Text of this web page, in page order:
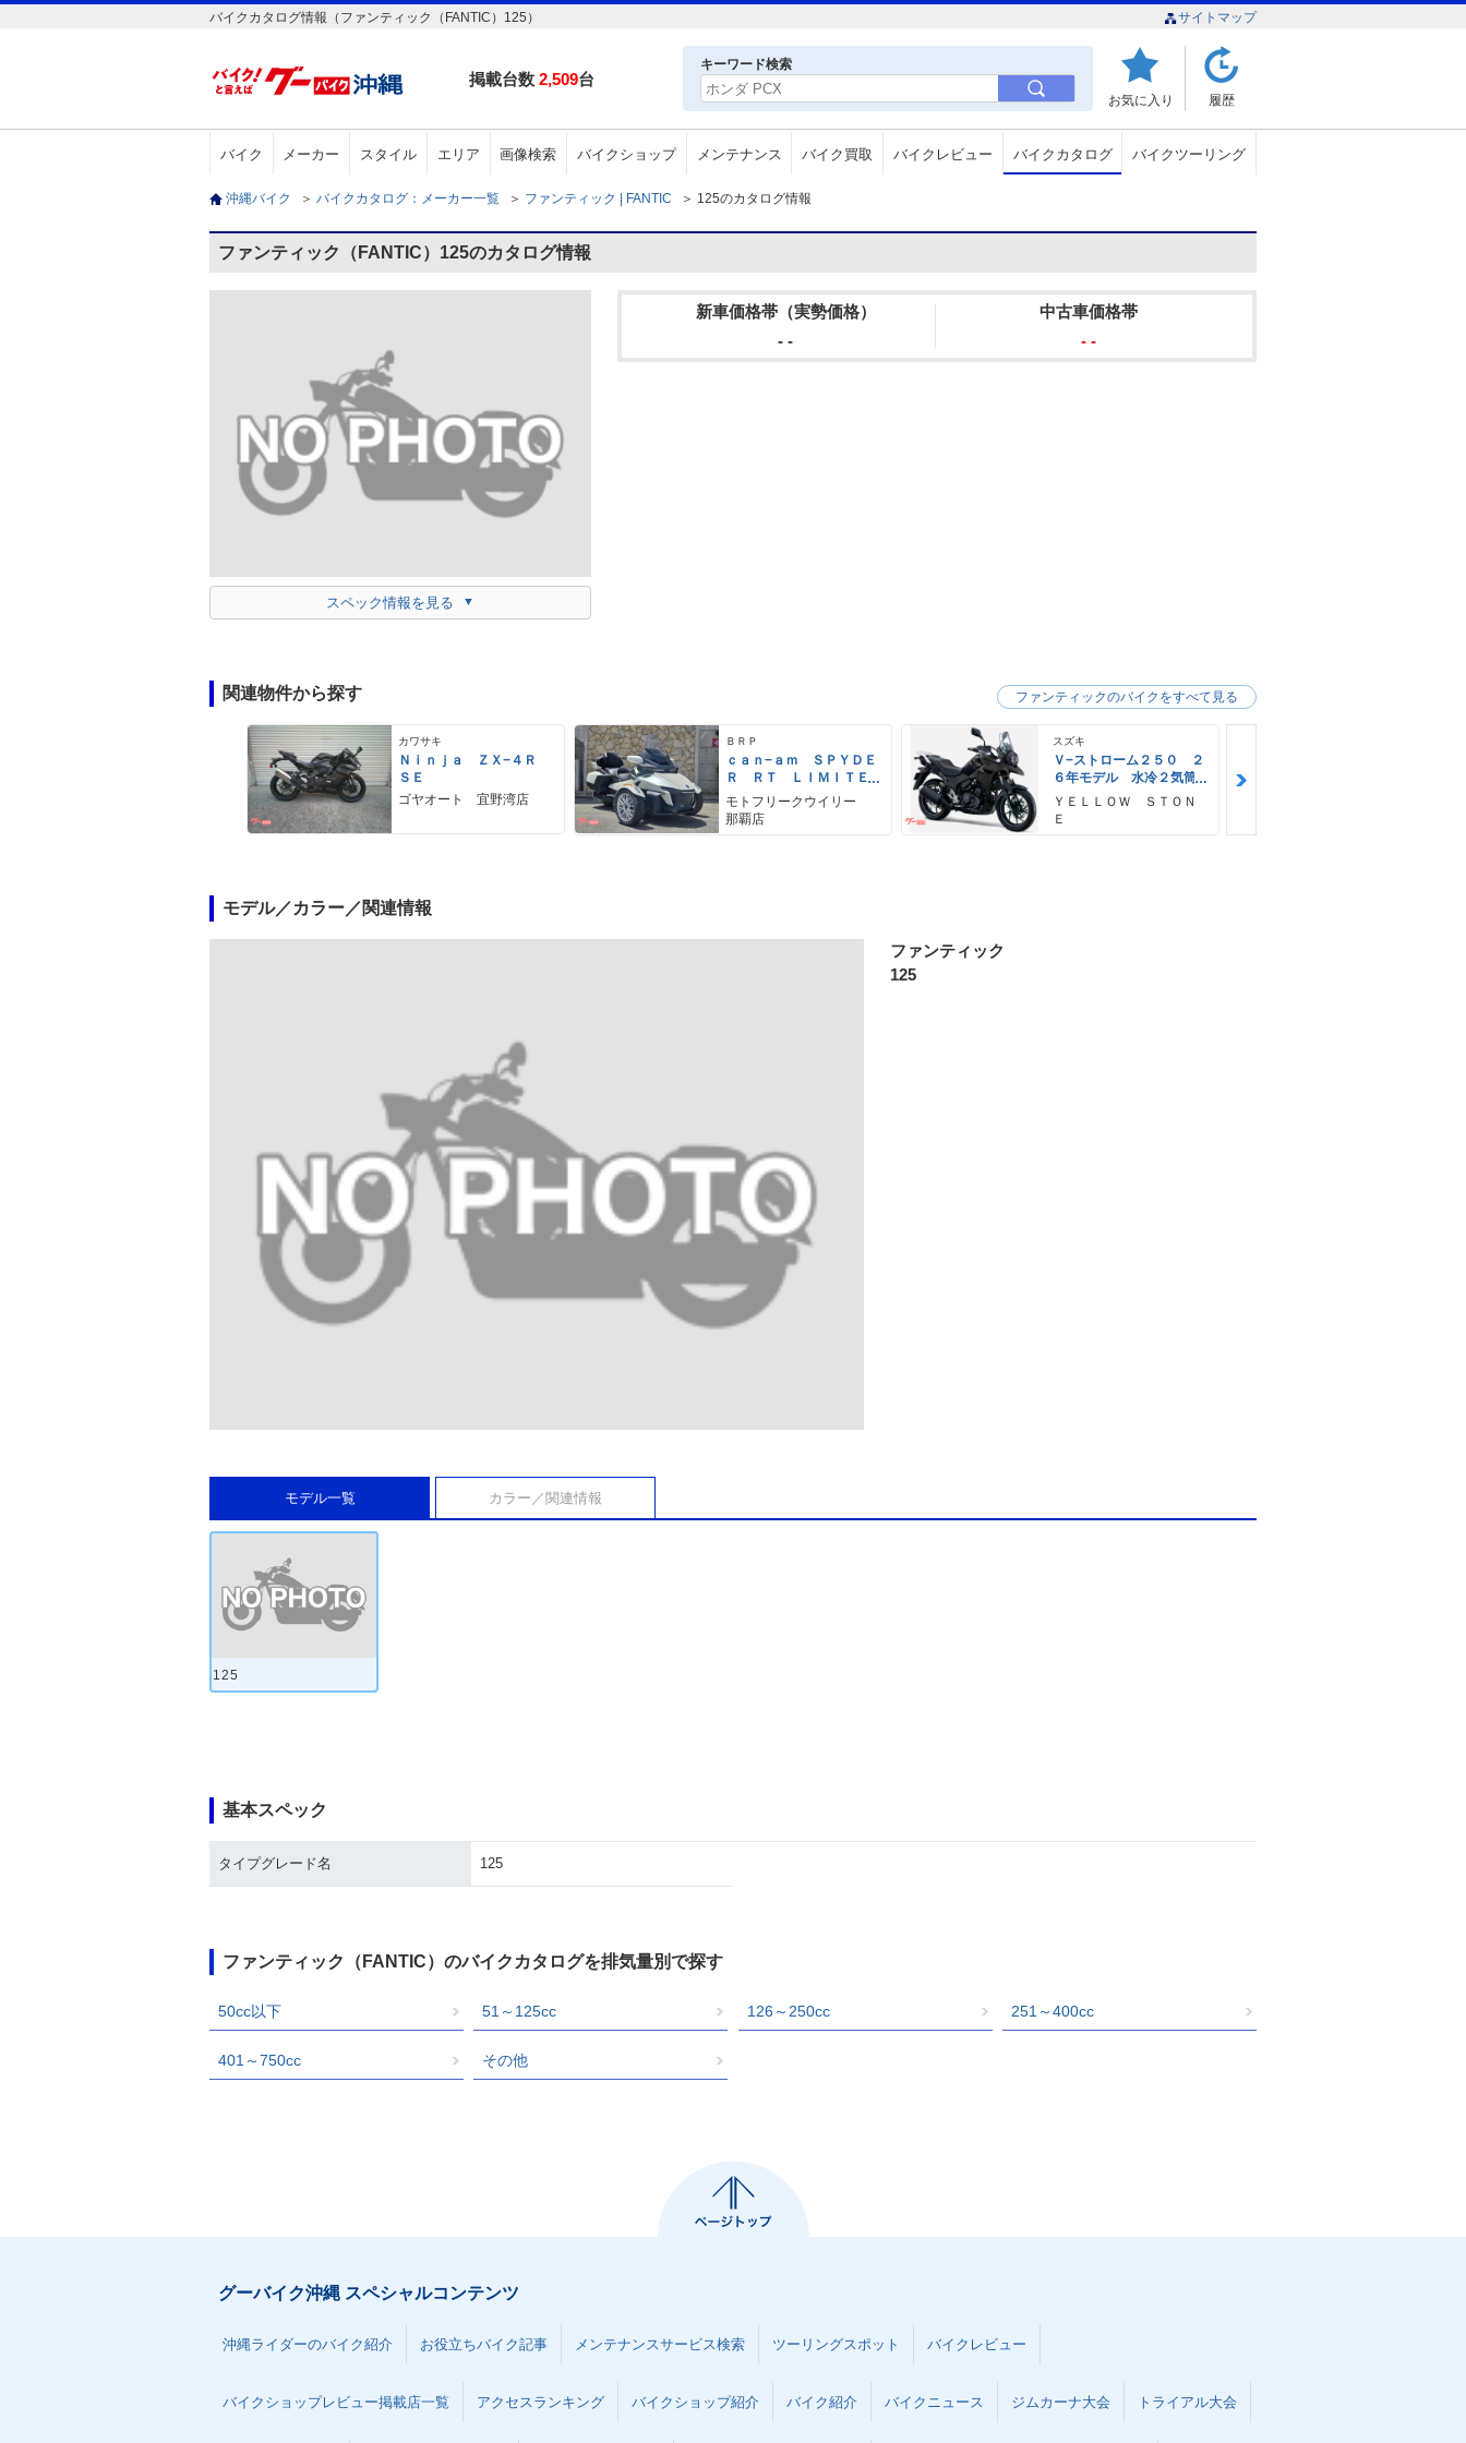
バイクカタログ情報（ファンティック（FANTIC）125） サイトマップ
掲載台数 2,509台
キーワード検索
お気に入り 履歴
バイク メーカー スタイル エリア 画像検索 バイクショップ メンテナンス バイク買取 バイクレビュー バイクカタログ バイクツーリング
沖縄バイク ＞ バイクカタログ：メーカー一覧 ＞ ファンティック | FANTIC ＞ 125のカタログ情報
ファンティック（FANTIC）125のカタログ情報
スペック情報を見る
新車価格帯（実勢価格）
- -
中古車価格帯
- -
関連物件から探す
カワサキ
Ｎｉｎｊａ ＺＸ−４Ｒ
ＳＥ
ゴヤオート 宜野湾店
ＢＲＰ
ｃａｎ−ａｍ ＳＰＹＤＥ
Ｒ ＲＴ ＬＩＭＩＴＥ
Ｄ
モトフリークウイリー
那覇店
スズキ
Ｖ−ストローム２５０ ２
６年モデル 水冷２気筒
エンジン ＬＥＤヘッド
ライト標準装備
ＹＥＬＬＯＷ ＳＴＯＮ
Ｅ
ファンティックのバイクをすべて見る
モデル／カラー／関連情報
ファンティック
125
モデル一覧 カラー／関連情報
125
基本スペック
タイプグレード名 125
ファンティック（FANTIC）のバイクカタログを排気量別で探す
50cc以下 51～125cc 126～250cc 251～400cc
401～750cc その他
グーバイク沖縄 スペシャルコンテンツ
沖縄ライダーのバイク紹介 お役立ちバイク記事 メンテナンスサービス検索 ツーリングスポット バイクレビュー
バイクショップレビュー掲載店一覧 アクセスランキング バイクショップ紹介 バイク紹介 バイクニュース ジムカーナ大会 トライアル大会